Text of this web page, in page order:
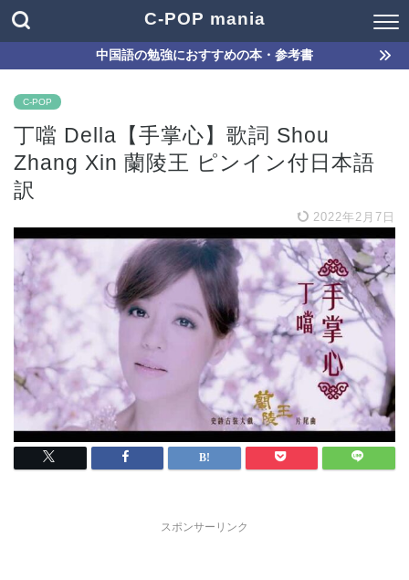
C-POP mania
中国語の勉強におすすめの本・参考書
C-POP
丁噹 Della【手掌心】歌詞 Shou
Zhang Xin 蘭陵王 ピンイン付日本語
訳
2022年2月7日
スポンサーリンク